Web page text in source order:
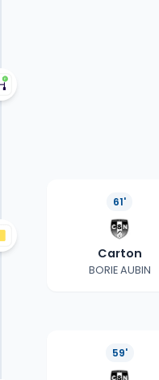
61'
Carton
BORIE AUBIN
59'